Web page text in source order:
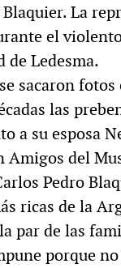
La
el
Ledesma.
sacaron
las
a su esposa
del
Pedro
ricas de la
par de las
porque